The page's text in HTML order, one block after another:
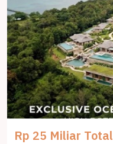
Rp 25 Miliar Total